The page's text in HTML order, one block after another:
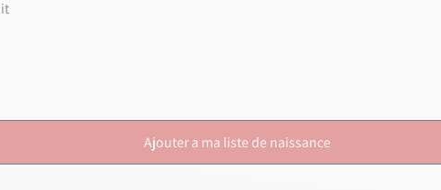
Ajouter a ma liste de naissance